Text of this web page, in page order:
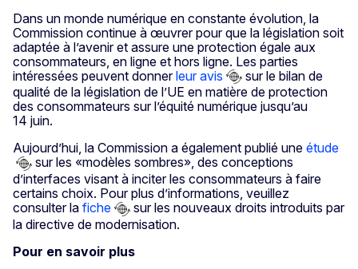
Dans un monde numérique en constante évolution, la
Commission continue à œuvrer pour que la législation soit
adaptée à l’avenir et assure une protection égale aux
consommateurs, en ligne et hors ligne. Les parties
intéressées peuvent donnerleur avis
sur le bilan de
qualité de la législation de l’UE en matière de protection
des consommateurs sur l’équité numérique jusqu’au
14 juin.
Aujourd’hui, la Commission a également publié une étude
sur les «modèles sombres», des conceptions
d’interfaces visant à inciter les consommateurs à faire
certains choix. Pour plus d’informations, veuillez
consulter la fiche
sur les nouveaux droits introduits par
la directive de modernisation.
Pour en savoir plus